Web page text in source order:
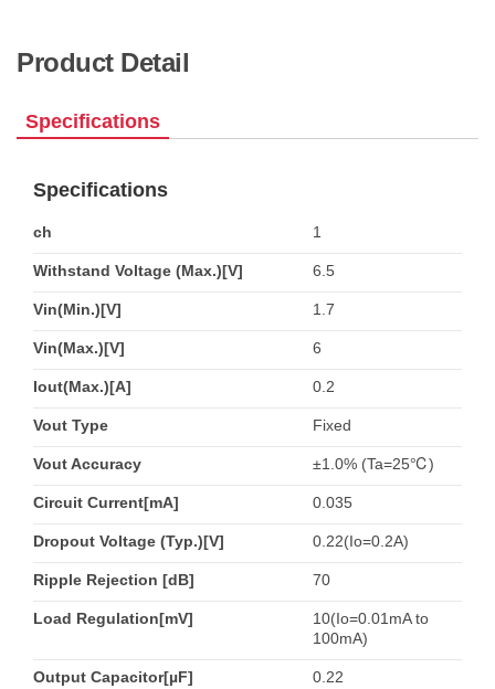
Product Detail
Specifications
Specifications
ch 1
Withstand Voltage (Max.)[V] 6.5
Vin(Min.)[V] 1.7
Vin(Max.)[V] 6
Iout(Max.)[A] 0.2
Vout Type Fixed
Vout Accuracy ±1.0% (Ta=25℃)
Circuit Current[mA] 0.035
Dropout Voltage (Typ.)[V] 0.22(Io=0.2A)
Ripple Rejection [dB] 70
Load Regulation[mV]
10(Io=0.01mA to
100mA)
Output Capacitor[µF] 0.22